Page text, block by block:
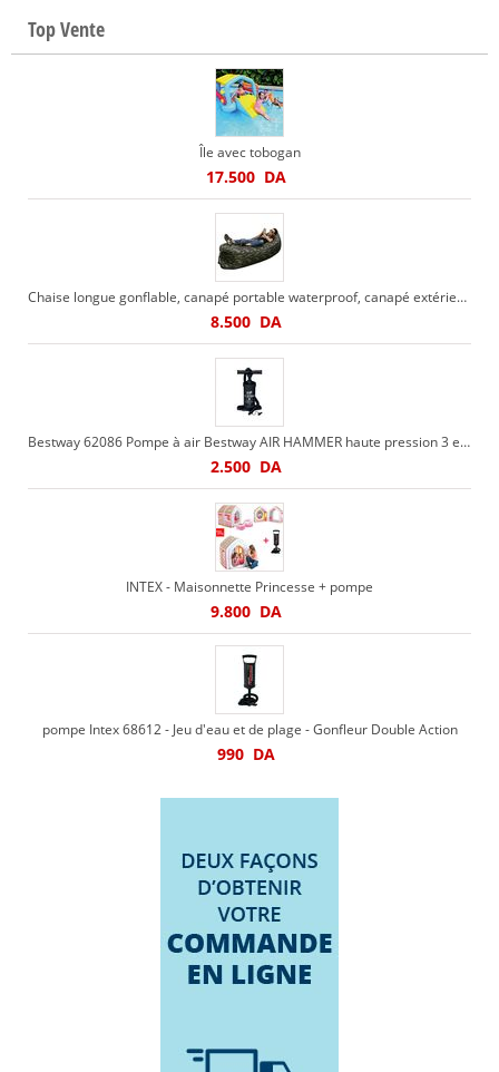
Top Vente
Île avec tobogan
17.500 DA
Chaise longue gonflable, canapé portable waterproof, canapé extérieur ou intérieur pour le camping
8.500 DA
Bestway 62086 Pompe à air Bestway AIR HAMMER haute pression 3 embouts Bestway 62086
2.500 DA
INTEX - Maisonnette Princesse + pompe
9.800 DA
pompe Intex 68612 - Jeu d'eau et de plage - Gonfleur Double Action
990 DA